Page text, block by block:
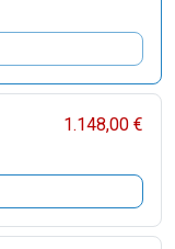
1.148,00 €